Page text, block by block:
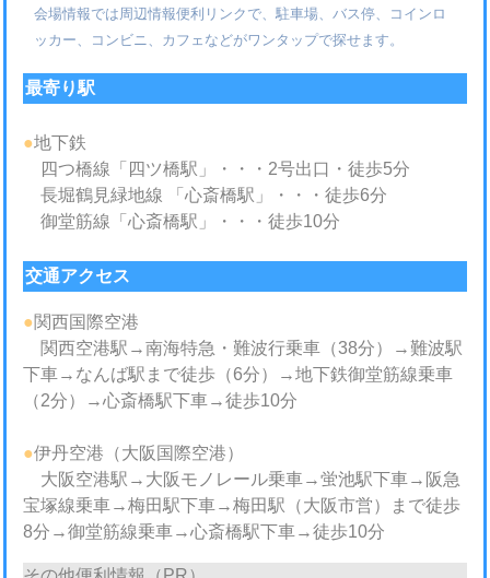
会場情報では周辺情報便利リンクで、駐車場、バス停、コインロ
ッカー、コンビニ、カフェなどがワンタップで探せます。
最寄り駅
●地下鉄
四つ橋線「四ツ橋駅」・・・2号出口・徒歩5分
長堀鶴見緑地線 「心斎橋駅」・・・徒歩6分
御堂筋線「心斎橋駅」・・・徒歩10分
交通アクセス
●関西国際空港
関西空港駅→南海特急・難波行乗車（38分）→難波駅
下車→なんば駅まで徒歩（6分）→地下鉄御堂筋線乗車
（2分）→心斎橋駅下車→徒歩10分
●伊丹空港（大阪国際空港）
大阪空港駅→大阪モノレール乗車→蛍池駅下車→阪急
宝塚線乗車→梅田駅下車→梅田駅（大阪市営）まで徒歩
8分→御堂筋線乗車→心斎橋駅下車→徒歩10分